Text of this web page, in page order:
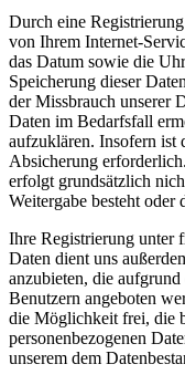
Durch eine
von Ihrem Internet-
das Datum sowie die
Speicherung dieser
der Missbrauch unserer
Daten im Bedarfsfall
aufzuklären. Insofern ist
Absicherung
erfolgt grundsätzlich
Weitergabe besteht
Ihre Registrierung unter
Daten dient uns
anzubieten, die
Benutzern angeboten
die Möglichkeit frei, die
personenbezogenen
unserem dem